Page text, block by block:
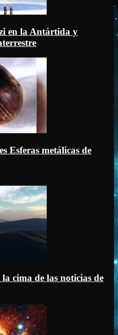
en la Antártida y
Esferas metálicas de
cima de las noticias de